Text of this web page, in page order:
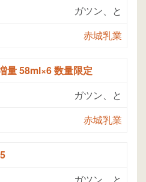
ガツン、と
赤城乳業
量 58ml×6 数量限定
ガツン、と
赤城乳業